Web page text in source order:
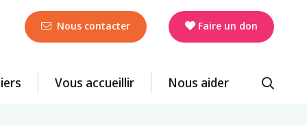
Nous contacter Faire un don
Vous accueillir Nous aider